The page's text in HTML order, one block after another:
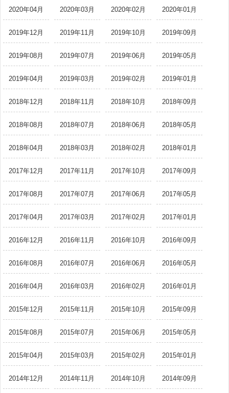
2020年04月 2020年03月 2020年02月 2020年01月
2019年12月 2019年11月 2019年10月 2019年09月
2019年08月 2019年07月 2019年06月 2019年05月
2019年04月 2019年03月 2019年02月 2019年01月
2018年12月 2018年11月 2018年10月 2018年09月
2018年08月 2018年07月 2018年06月 2018年05月
2018年04月 2018年03月 2018年02月 2018年01月
2017年12月 2017年11月 2017年10月 2017年09月
2017年08月 2017年07月 2017年06月 2017年05月
2017年04月 2017年03月 2017年02月 2017年01月
2016年12月 2016年11月 2016年10月 2016年09月
2016年08月 2016年07月 2016年06月 2016年05月
2016年04月 2016年03月 2016年02月 2016年01月
2015年12月 2015年11月 2015年10月 2015年09月
2015年08月 2015年07月 2015年06月 2015年05月
2015年04月 2015年03月 2015年02月 2015年01月
2014年12月 2014年11月 2014年10月 2014年09月